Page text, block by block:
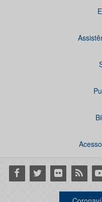
Facebook
Twitter Flickr RSS